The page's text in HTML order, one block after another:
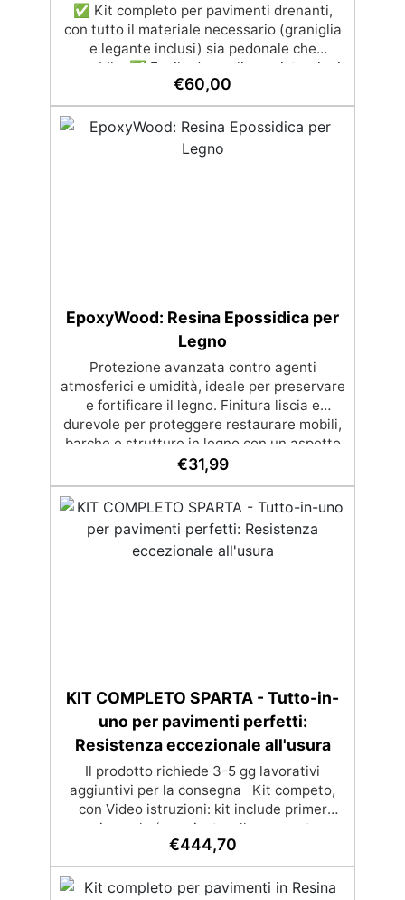
✅ Kit completo per pavimenti drenanti,
con tutto il materiale necessario (graniglia
e legante inclusi) sia pedonale che
carrabile. ✅ Facile da applicare: istruzioni
dettagliate per risultati impeccabili, senza
bisogno di esperienza, con assistenza
video/telefonica gratuita ✅ Economico e
Veloce: rinnova le superfici con una spesa
minima, evitando costosi lavori di ripristino,
€60,00
EpoxyWood: Resina Epossidica per
Legno
Protezione avanzata contro agenti
atmosferici e umidità, ideale per preservare
e fortificare il legno. Finitura liscia e
durevole per proteggere restaurare mobili,
barche e strutture in legno con un aspetto
rinnovato. Stabilizzazione del legno senza
riparazioni durevoli nel tempo. Elevata
resistenza chimica e meccanica, facilmente
colorabile per progetti creativi e robusti.
Adatta a diverse superfici, incluse
€31,99
KIT COMPLETO SPARTA - Tutto-in-
uno per pavimenti perfetti:
Resistenza eccezionale all'usura
Il prodotto richiede 3-5 gg lavorativi
aggiuntivi per la consegna Kit competo,
con Video istruzioni: kit include primer
universale (per piasterelle, cemento,
microcemento) resina rivestimento
antigraffio, pronto all'uso! Massima
resistenza all'usura: il sistema
€444,70